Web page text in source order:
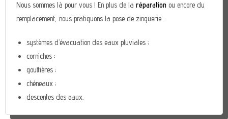
Nous sommes là pour vous ! En plus de laréparation ou encore du
remplacement, nous pratiquons la pose de zinguerie :
systèmes d’évacuation des eaux pluviales ;
corniches ;
gouttières ;
chéneaux ;
descentes des eaux.